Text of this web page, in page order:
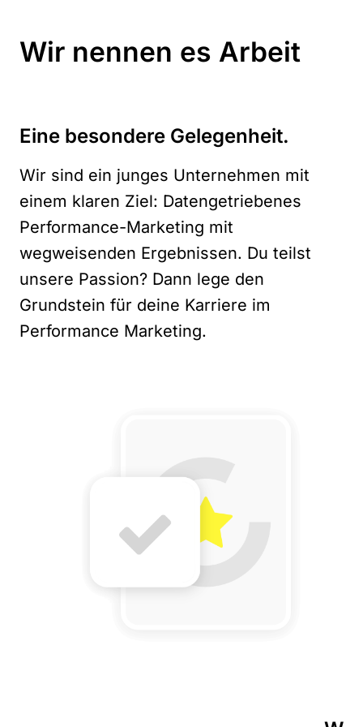
Wir nennen es Arbeit
Eine besondere Gelegenheit.
Wir sind ein junges Unternehmen mit
einem klaren Ziel: Datengetriebenes
Performance-Marketing mit
wegweisenden Ergebnissen. Du teilst
unsere Passion? Dann lege den
Grundstein für deine Karriere im
Performance Marketing.